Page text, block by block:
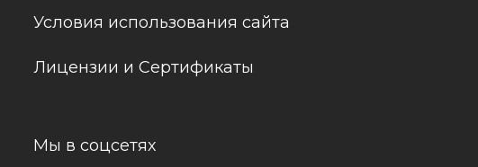
Условия использования сайта
Лицензии и Сертификаты
Мы в соцсетях